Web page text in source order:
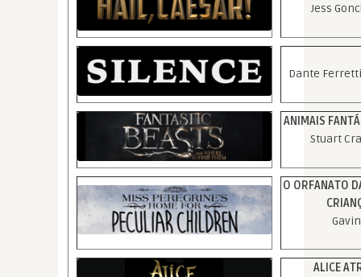
Jess
Dante
ANIMAIS
Stuart
O ORFANATO
ALICE